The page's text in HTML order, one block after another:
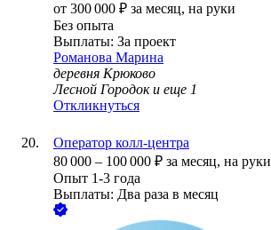
от 300 000 ₽ за месяц, на руки
Без опыта
Выплаты: За проект
Романова Марина
деревня Крюково
Лесной Городок и еще 1
Откликнуться
Оператор колл-центра
80 000 – 100 000 ₽ за месяц, на руки
Опыт 1-3 года
Выплаты: Два раза в месяц